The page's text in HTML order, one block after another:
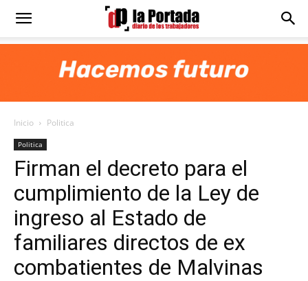
Diario
Portada
Inicio Politica
Politica
Firman el decreto para el
cumplimiento de la Ley de
ingreso al Estado de
familiares directos de ex
combatientes de Malvinas